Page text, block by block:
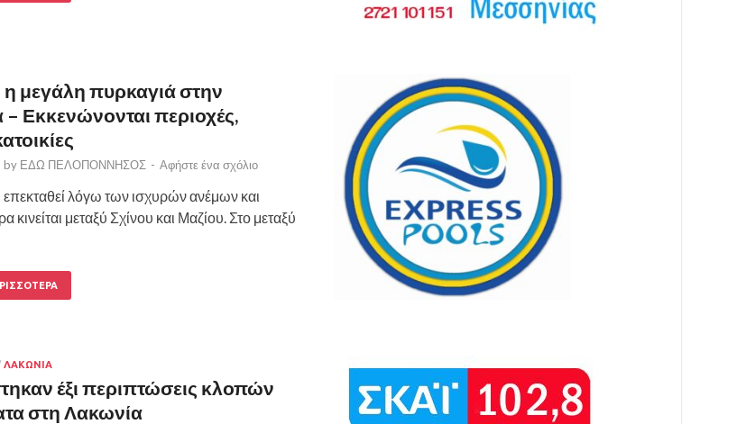
η μεγάλη πυρκαγιά στην
– Εκκενώνονται περιοχές,
by ΕΔΩ ΠΕΛΟΠΟΝΝΗΣΟΣ - Αφήστε ένα σχόλιο
επεκταθεί λόγω των ισχυρών ανέμων και
κινείται μεταξύ Σχίνου και Μαζίου. Στο μεταξύ
ΛΑΚΩΝΙΑ
έξι περιπτώσεις κλοπών
στη Λακωνία